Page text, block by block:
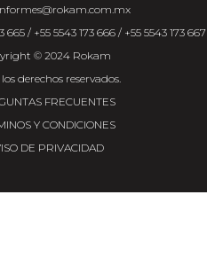
665 / +55 5543 173 666 / +55 5543 173 667
© 2024 Rokam
derechos reservados.
FRECUENTES
Y CONDICIONES
DE PRIVACIDAD